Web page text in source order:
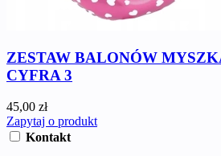
ZESTAW BALONÓW
CYFRA 3
45,00 zł
Zapytaj o produkt
Kontakt